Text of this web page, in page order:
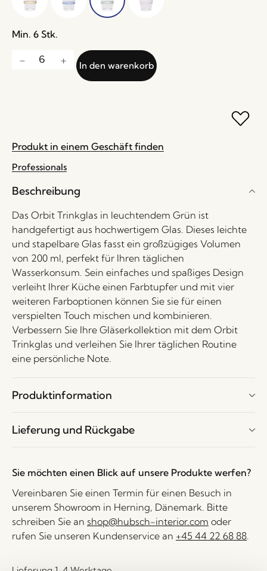
Min. 6 Stk.
In den warenkorb
Produkt in einem Geschäft finden
Professionals
Beschreibung
Das Orbit Trinkglas in leuchtendem Grün ist
handgefertigt aus hochwertigem Glas. Dieses leichte
und stapelbare Glas fasst ein großzügiges Volumen
von 200 ml, perfekt für Ihren täglichen
Wasserkonsum. Sein einfaches und spaßiges Design
verleiht Ihrer Küche einen Farbtupfer und mit vier
weiteren Farboptionen können Sie sie für einen
verspielten Touch mischen und kombinieren.
Verbessern Sie Ihre Gläserkollektion mit dem Orbit
Trinkglas und verleihen Sie Ihrer täglichen Routine
eine persönliche Note.
Produktinformation
Lieferung und Rückgabe
Sie möchten einen Blick auf unsere Produkte werfen?
Vereinbaren Sie einen Termin für einen Besuch in
unserem Showroom in Herning, Dänemark. Bitte
schreiben Sie an shop@hubsch-interior.com oder
rufen Sie unseren Kundenservice an +45 44 22 68 88.